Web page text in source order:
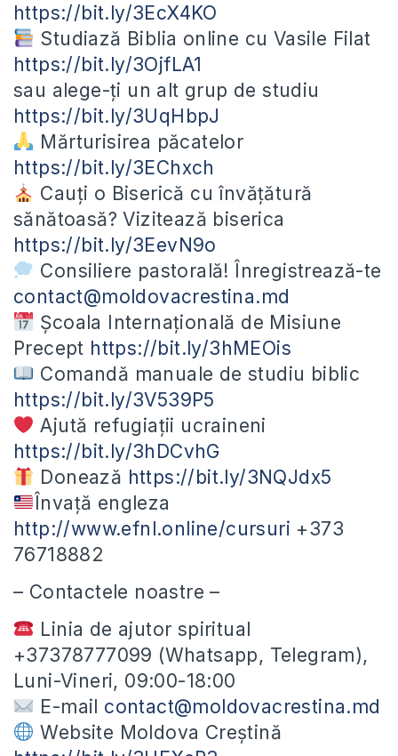
https://bit.ly/3EcX4KO
Studiază Biblia online cu Vasile Filat
https://bit.ly/3OjfLA1
sau alege-ți un alt grup de studiu
https://bit.ly/3UqHbpJ
Mărturisirea păcatelor
https://bit.ly/3EChxch
Cauți o Biserică cu învățătură
sănătoasă? Vizitează biserica
https://bit.ly/3EevN9o
Consiliere pastorală! Înregistrează-te
contact@moldovacrestina.md
Școala Internațională de Misiune
Precept https://bit.ly/3hMEOis
Comandă manuale de studiu biblic
https://bit.ly/3V539P5
Ajută refugiații ucraineni
https://bit.ly/3hDCvhG
Donează https://bit.ly/3NQJdx5
Învață engleza
http://www.efnl.online/cursuri +373
76718882
– Contactele noastre –
Linia de ajutor spiritual
+37378777099 (Whatsapp, Telegram),
Luni-Vineri, 09:00-18:00
E-mail contact@moldovacrestina.md
Website Moldova Creștină